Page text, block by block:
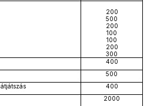
200
500
200
100
100
200
300
400
500
400
2000